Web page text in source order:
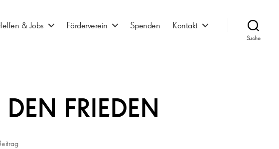
& Jobs Förderverein Spenden Kontakt
Suche
FRIEDEN